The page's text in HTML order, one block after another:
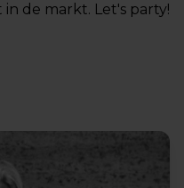
de markt. Let's party!